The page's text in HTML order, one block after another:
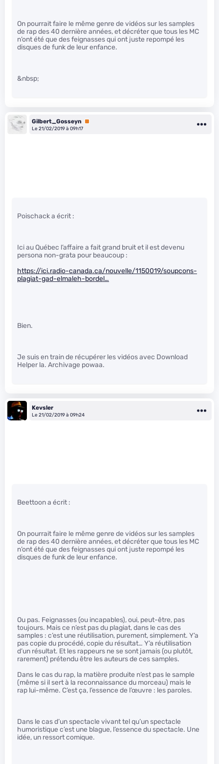
On pourrait faire le même genre de vidéos sur les samples
de rap des 40 dernière années, et décréter que tous les MC
n’ont été que des feignasses qui ont juste repompé les
disques de funk de leur enfance.
&nbsp;
Gilbert_Gosseyn
Premium
Le 21/02/2019 à 09h17
Poischack a écrit :
Ici au Québec l’affaire a fait grand bruit et il est devenu
persona non-grata pour beaucoup :
https://ici.radio-canada.ca/nouvelle/1150019/soupcons-
plagiat-gad-elmaleh-bordel…
Bien.
Je suis en train de récupérer les vidéos avec Download
Helper la. Archivage powaa.
Kevsler
Le 21/02/2019 à 09h24
Beettoon a écrit :
On pourrait faire le même genre de vidéos sur les samples
de rap des 40 dernière années, et décréter que tous les MC
n’ont été que des feignasses qui ont juste repompé les
disques de funk de leur enfance.
Ou pas. Feignasses (ou incapables), oui, peut-être, pas
toujours. Mais ce n’est pas du plagiat, dans le cas des
samples : c’est une réutilisation, purement, simplement. Y’a
pas copie du procédé, copie du résultat… Y’a réutilisation
d’un résultat. Et les rappeurs ne se sont jamais (ou plutôt,
rarement) prétendu être les auteurs de ces samples.
Dans le cas du rap, la matière produite n’est pas le sample
(même si il sert à la reconnaissance du morceau) mais le
rap lui-même. C’est ça, l’essence de l’œuvre : les paroles.
Dans le cas d’un spectacle vivant tel qu’un spectacle
humoristique c’est une blague, l’essence du spectacle. Une
idée, un ressort comique.